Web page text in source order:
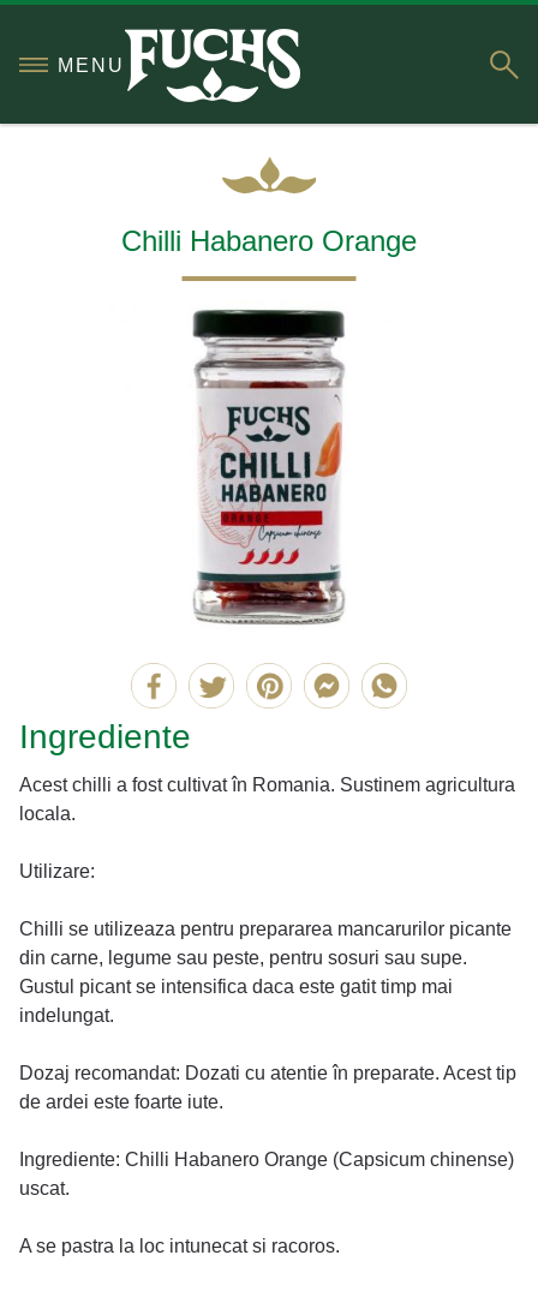
MENU
Chilli Habanero Orange
Ingrediente
Acest chilli a fost cultivat în Romania. Sustinem agricultura
locala.
Utilizare:
Chilli se utilizeaza pentru prepararea mancarurilor picante
din carne, legume sau peste, pentru sosuri sau supe.
Gustul picant se intensifica daca este gatit timp mai
indelungat.
Dozaj recomandat: Dozati cu atentie în preparate. Acest tip
de ardei este foarte iute.
Ingrediente: Chilli Habanero Orange (Capsicum chinense)
uscat.
A se pastra la loc intunecat si racoros.